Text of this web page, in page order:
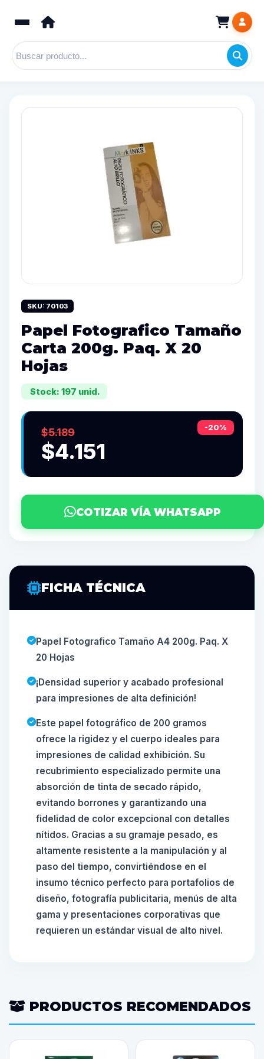
SKU: 70103
Papel Fotografico Tamaño
Carta 200g. Paq. X 20
Hojas
Stock: 197 unid.
-20%
$5.189
$4.151
COTIZAR VÍA WHATSAPP
FICHA TÉCNICA
Papel Fotografico Tamaño A4 200g. Paq. X
20 Hojas
¡Densidad superior y acabado profesional
para impresiones de alta definición!
Este papel fotográfico de 200 gramos
ofrece la rigidez y el cuerpo ideales para
impresiones de calidad exhibición. Su
recubrimiento especializado permite una
absorción de tinta de secado rápido,
evitando borrones y garantizando una
fidelidad de color excepcional con detalles
nítidos. Gracias a su gramaje pesado, es
altamente resistente a la manipulación y al
paso del tiempo, convirtiéndose en el
insumo técnico perfecto para portafolios de
diseño, fotografía publicitaria, menús de alta
gama y presentaciones corporativas que
requieren un estándar visual de alto nivel.
PRODUCTOS RECOMENDADOS